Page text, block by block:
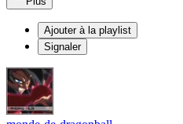
Ajouter à la playlist
Signaler